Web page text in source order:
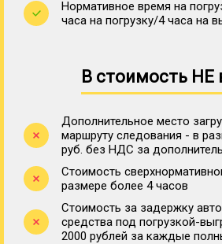
Нормативное время на
часа на погрузку/4 часа на
В стоимость НЕ
Дополнительное место
маршруту следования - в
руб. без НДС за
Стоимость
размере более 4 часов
Стоимость за задержку
средства под погрузкой-
2000 рублей за каждые